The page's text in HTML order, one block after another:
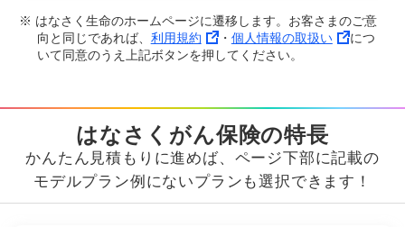
※ はなさく生命のホームページに遷移します。お客さまのご意
向と同じであれば、 利用規約 ・ 個人情報の取扱い
につ
いて同意のうえ上記ボタンを押してください。
はなさくがん保険の特長
かんたん見積もりに進めば、ページ下部に記載の
モデルプラン例にないプランも選択できます！